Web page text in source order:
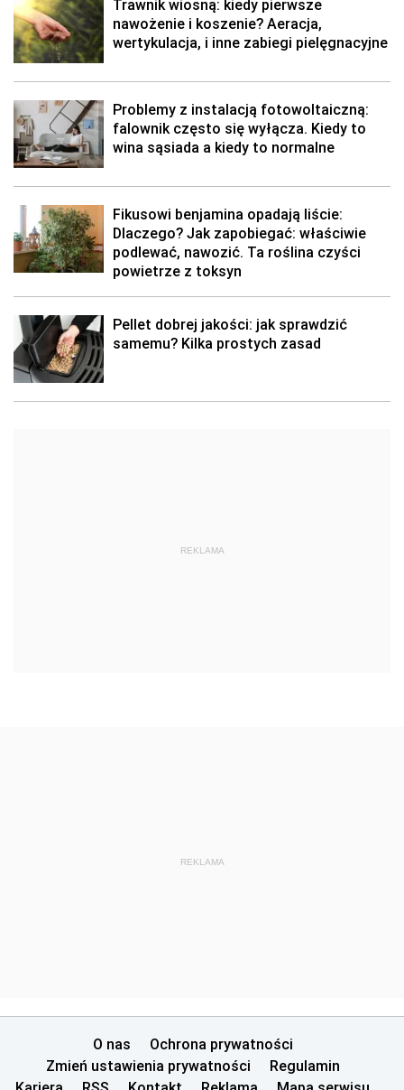
Trawnik wiosną: kiedy pierwsze
nawożenie i koszenie? Aeracja,
wertykulacja, i inne zabiegi pielęgnacyjne
Problemy z instalacją fotowoltaiczną:
falownik często się wyłącza. Kiedy to
wina sąsiada a kiedy to normalne
Fikusowi benjamina opadają liście:
Dlaczego? Jak zapobiegać: właściwie
podlewać, nawozić. Ta roślina czyści
powietrze z toksyn
Pellet dobrej jakości: jak sprawdzić
samemu? Kilka prostych zasad
REKLAMA
REKLAMA
O nas
Ochrona prywatności
Zmień ustawienia prywatności
Regulamin